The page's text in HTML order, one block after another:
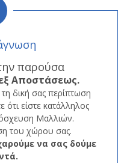
παρούσα
Αποστάσεως.
δική σας περίπτωση
ότι είστε κατάλληλος
Μαλλιών.
του χώρου σας.
να σας δούμε